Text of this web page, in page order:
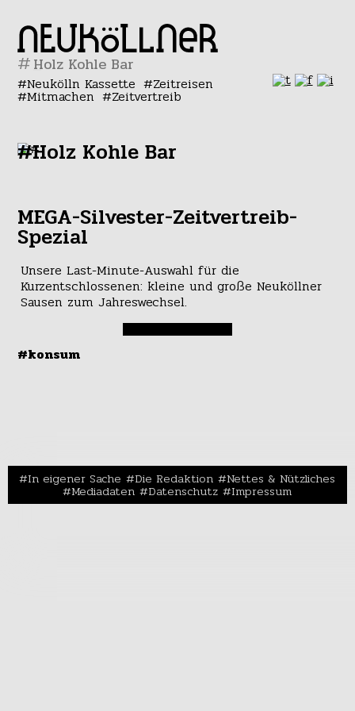
#
Neukölln Kassette Zeitreisen
Mitmachen Zeitvertreib
#Holz Kohle Bar
MEGA-Silvester-Zeitvertreib-
Spezial
Unsere Last-Minute-Auswahl für die
Kurzentschlossenen: kleine und große Neuköllner
Sausen zum Jahreswechsel.
#konsum
In eigener Sache Die Redaktion Nettes & Nützliches
Mediadaten Datenschutz Impressum